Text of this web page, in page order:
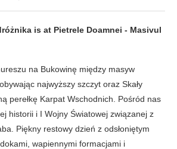
is at Pietrele Doamnei - Masivul
na Bukowinę między masyw
najwyższy szczyt oraz Skały
perełkę Karpat Wschodnich. Pośród nas
historii i I Wojny Światowej związanej z
Piękny restowy dzień z odsłoniętym
wapiennymi formacjami i